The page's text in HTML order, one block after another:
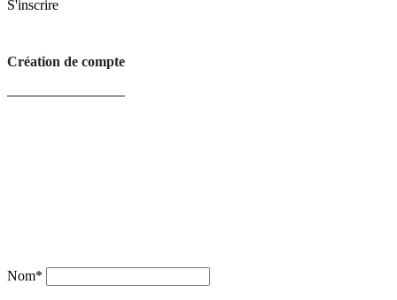
S'inscrire
Création de compte
Nom*